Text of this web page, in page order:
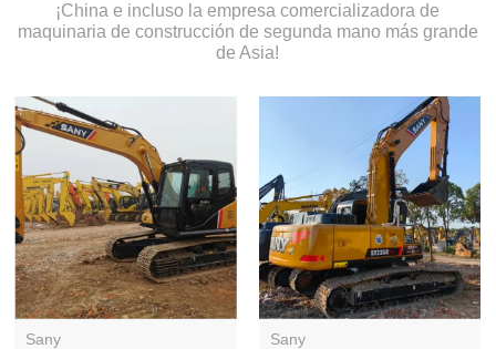
¡China e incluso la empresa comercializadora de
maquinaria de construcción de segunda mano más grande
de Asia!
Sany Sany